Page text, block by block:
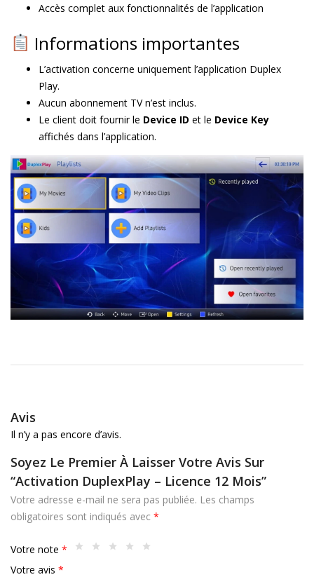
Accès complet aux fonctionnalités de l’application
Informations importantes
L’activation concerne uniquement l’application Duplex
Play.
Aucun abonnement TV n’est inclus.
Le client doit fournir le Device ID et le Device Key
affichés dans l’application.
Avis
Il n’y a pas encore d’avis.
Soyez Le Premier À Laisser Votre Avis Sur
“Activation DuplexPlay – Licence 12 Mois”
Votre adresse e-mail ne sera pas publiée. Les champs
obligatoires sont indiqués avec *
Votre note *
Votre avis *